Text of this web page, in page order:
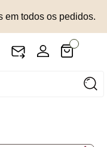
em todos os pedidos.